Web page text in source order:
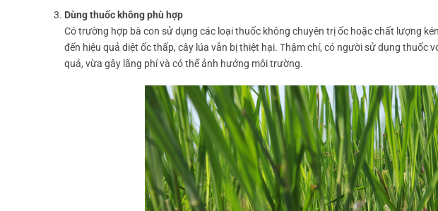
Dùng thuốc không phù hợp
Có trường hợp bà con sử dụng các loại thuốc không chuyên trị ốc hoặc chất lượng
đến hiệu quả diệt ốc thấp, cây lúa vẫn bị thiệt hại. Thậm chí, có người sử dụng thuốc
quả, vừa gây lãng phí và có thể ảnh hưởng môi trường.